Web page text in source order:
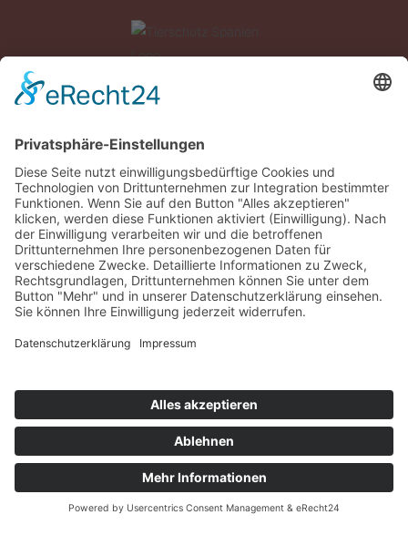
Über uns
Impressum
Datenschutz
© 2011 - 2026Tierschutz Spanien e.V.
Folgen Sie uns: